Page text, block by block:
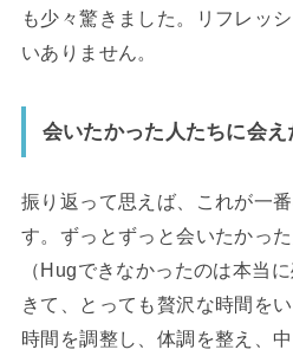
も少々驚きました。リフレッ
いありません。
会いたかった人たちに会え
振り返って思えば、これが一
す。ずっとずっと会いたかっ
（Hugできなかったのは本当
きて、とっても贅沢な時間を
時間を調整し、体調を整え、